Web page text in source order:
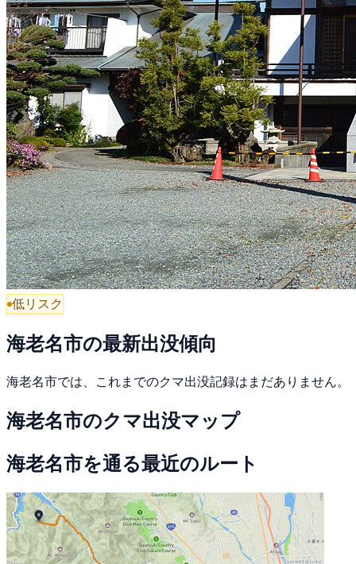
低リスク
海老名市の最新出没傾向
海老名市では、これまでのクマ出没記録はまだありません。
海老名市のクマ出没マップ
海老名市を通る最近のルート